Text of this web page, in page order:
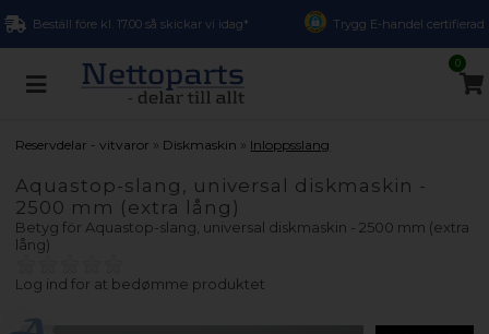
Beställ före kl. 17.00 så skickar vi idag* Trygg E-handel certifierad
0
Reservdelar - vitvaror » Diskmaskin » Inloppsslang
Aquastop-slang, universal diskmaskin -
2500 mm (extra lång)
Betyg för Aquastop-slang, universal diskmaskin - 2500 mm (extra
lång)
Log ind for at bedømme produktet